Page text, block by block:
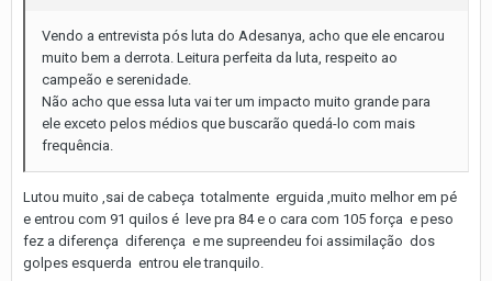
Vendo a entrevista pós luta do Adesanya, acho que ele encarou
muito bem a derrota. Leitura perfeita da luta, respeito ao
campeão e serenidade.
Não acho que essa luta vai ter um impacto muito grande para
ele exceto pelos médios que buscarão quedá-lo com mais
frequência.
Lutou muito ,sai de cabeça totalmente erguida ,muito melhor em pé
e entrou com 91 quilos é leve pra 84 e o cara com 105 força e peso
fez a diferença diferença e me supreendeu foi assimilação dos
golpes esquerda entrou ele tranquilo.